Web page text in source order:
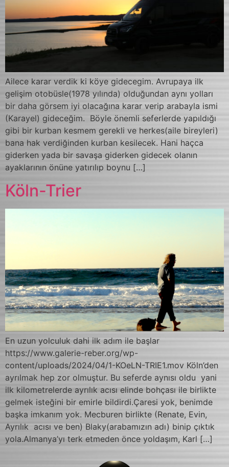
Ailece karar verdik ki köye gidecegim. Avrupaya ilk
gelişim otobüsle(1978 yılında) olduğundan aynı yolları
bir daha görsem iyi olacağına karar verip arabayla ismi
(Karayel) gideceğim. Böyle önemli seferlerde yapıldığı
gibi bir kurban kesmem gerekli ve herkes(aile bireyleri)
bana hak verdiğinden kurban kesilecek. Hani haçca
giderken yada bir savaşa giderken gidecek olanın
ayaklarının önüne yatırılıp boynu […]
Köln-Trier
En uzun yolculuk dahi ilk adım ile başlar
https://www.galerie-reber.org/wp-
content/uploads/2024/04/1-KOeLN-TRIE1.mov Köln’den
ayrılmak hep zor olmuştur. Bu seferde aynısı oldu yani
ilk kilometrelerde ayrılık acısı elinde bohçası ile birlikte
gelmek isteğini bir emirle bildirdi.Çaresi yok, benimde
başka imkanım yok. Mecburen birlikte (Renate, Evin,
Ayrılık acısı ve ben) Blaky(arabamızın adı) binip çıktık
yola.Almanya’yı terk etmeden önce yoldaşım, Karl […]